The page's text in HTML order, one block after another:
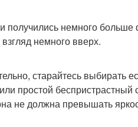
получились немного больше
немного вверх.
старайтесь выбирать
простой
не должна превышать